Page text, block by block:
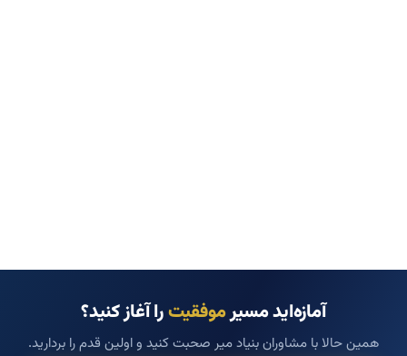
آمازه‌اید مسیرموفقیترا آغاز کنید؟
همین حالا با مشاوران بنیاد میر صحبت کنید و اولین قدم را بردارید.